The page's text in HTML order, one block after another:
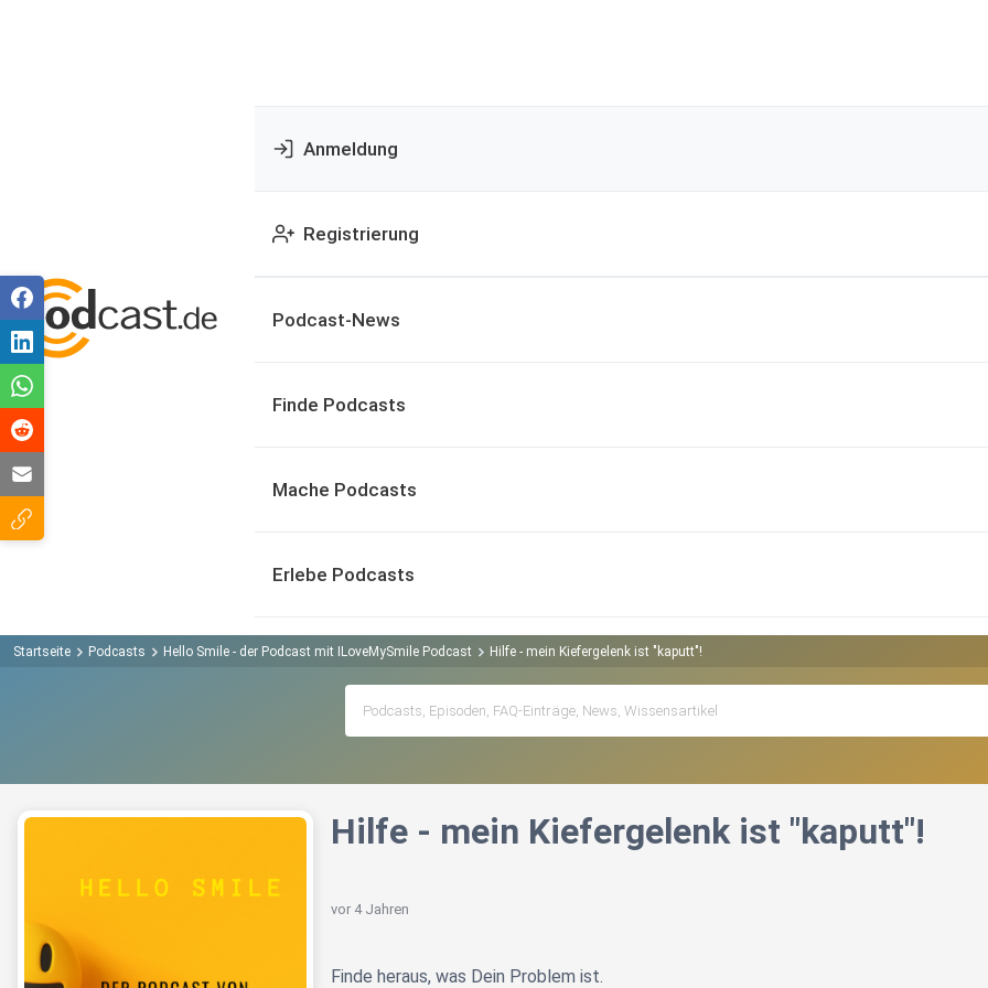
Anmeldung
Registrierung
Podcast-News
Finde Podcasts
Mache Podcasts
Erlebe Podcasts
Startseite Podcasts Hello Smile - der Podcast mit ILoveMySmile Podcast Hilfe - mein Kiefergelenk ist "kaputt"!
Hilfe - mein Kiefergelenk ist "kaputt"!
vor 4 Jahren
Finde heraus, was Dein Problem ist.